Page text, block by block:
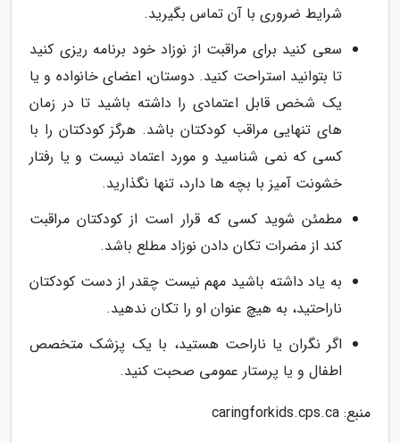
شرایط ضروری با آن تماس بگیرید.
سعی کنید برای مراقبت از نوزاد خود برنامه ریزی کنید
تا بتوانید استراحت کنید. دوستان، اعضای خانواده و یا
یک شخص قابل اعتمادی را داشته باشید تا در زمان
های تنهایی مراقب کودکتان باشد. هرگز کودکتان را با
کسی که نمی شناسید و مورد اعتماد نیست و یا رفتار
خشونت آمیز با بچه ها دارد، تنها نگذارید.
مطمئن شوید کسی که قرار است از کودکتان مراقبت
کند از مضرات تکان دادن نوزاد مطلع باشد.
به یاد داشته باشید مهم نیست چقدر از دست کودکتان
ناراحتید، به هیچ عنوان او را تکان ندهید.
اگر نگران یا ناراحت هستید، با یک پزشک متخصص
اطفال و یا پرستار عمومی صحبت کنید.
منبع: caringforkids.cps.ca